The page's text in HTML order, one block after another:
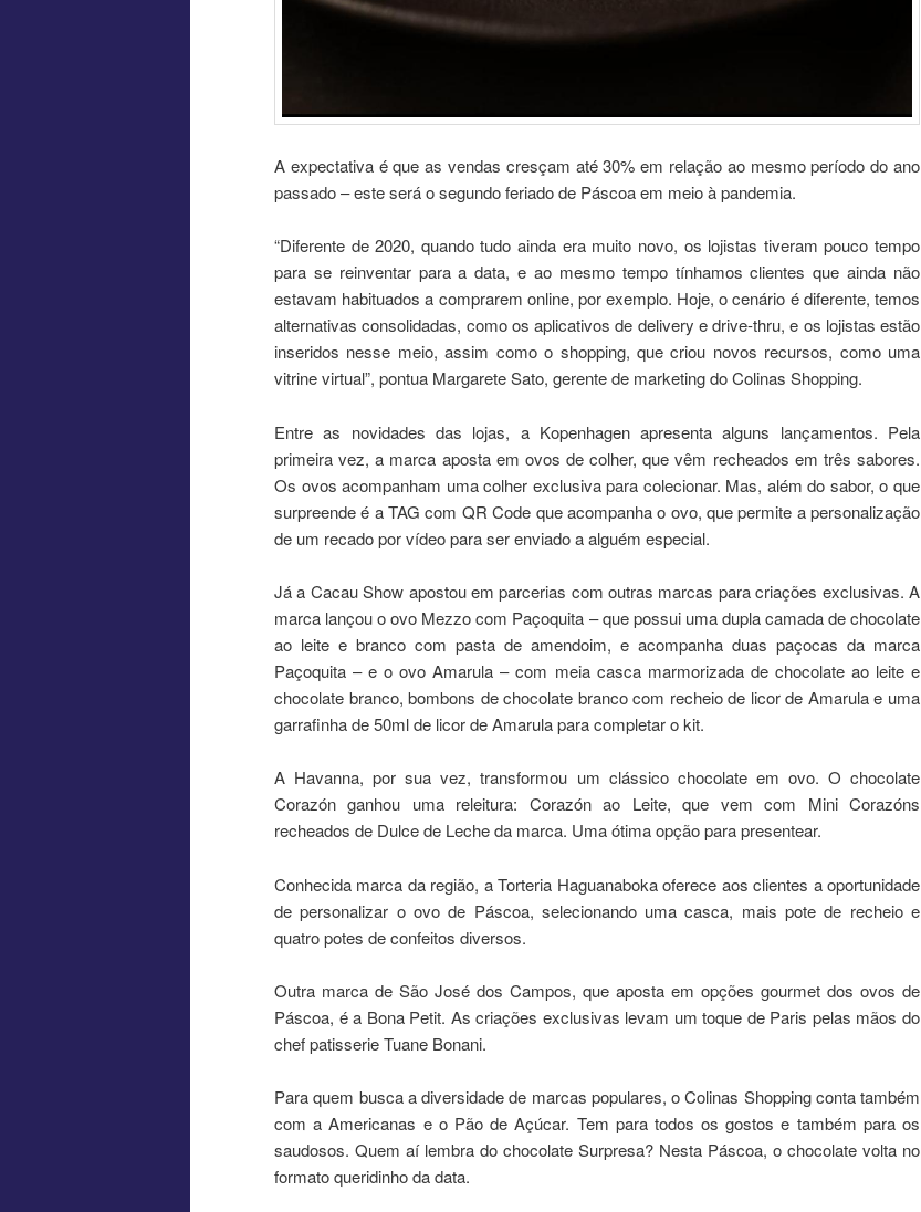
A expectativa é que as vendas cresçam até 30% em relação ao mesmo período do ano
passado – este será o segundo feriado de Páscoa em meio à pandemia.
“Diferente de 2020, quando tudo ainda era muito novo, os lojistas tiveram pouco tempo
para se reinventar para a data, e ao mesmo tempo tínhamos clientes que ainda não
estavam habituados a comprarem online, por exemplo. Hoje, o cenário é diferente, temos
alternativas consolidadas, como os aplicativos de delivery e drive-thru, e os lojistas estão
inseridos nesse meio, assim como o shopping, que criou novos recursos, como uma
vitrine virtual”, pontua Margarete Sato, gerente de marketing do Colinas Shopping.
Entre as novidades das lojas, a Kopenhagen apresenta alguns lançamentos. Pela
primeira vez, a marca aposta em ovos de colher, que vêm recheados em três sabores.
Os ovos acompanham uma colher exclusiva para colecionar. Mas, além do sabor, o que
surpreende é a TAG com QR Code que acompanha o ovo, que permite a personalização
de um recado por vídeo para ser enviado a alguém especial.
Já a Cacau Show apostou em parcerias com outras marcas para criações exclusivas. A
marca lançou o ovo Mezzo com Paçoquita – que possui uma dupla camada de chocolate
ao leite e branco com pasta de amendoim, e acompanha duas paçocas da marca
Paçoquita – e o ovo Amarula – com meia casca marmorizada de chocolate ao leite e
chocolate branco, bombons de chocolate branco com recheio de licor de Amarula e uma
garrafinha de 50ml de licor de Amarula para completar o kit.
A Havanna, por sua vez, transformou um clássico chocolate em ovo. O chocolate
Corazón ganhou uma releitura: Corazón ao Leite, que vem com Mini Corazóns
recheados de Dulce de Leche da marca. Uma ótima opção para presentear.
Conhecida marca da região, a Torteria Haguanaboka oferece aos clientes a oportunidade
de personalizar o ovo de Páscoa, selecionando uma casca, mais pote de recheio e
quatro potes de confeitos diversos.
Outra marca de São José dos Campos, que aposta em opções gourmet dos ovos de
Páscoa, é a Bona Petit. As criações exclusivas levam um toque de Paris pelas mãos do
chef patisserie Tuane Bonani.
Para quem busca a diversidade de marcas populares, o Colinas Shopping conta também
com a Americanas e o Pão de Açúcar. Tem para todos os gostos e também para os
saudosos. Quem aí lembra do chocolate Surpresa? Nesta Páscoa, o chocolate volta no
formato queridinho da data.